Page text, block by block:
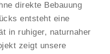
direkte Bebauung
entsteht eine
in ruhiger, naturnaher
zeigt unsere